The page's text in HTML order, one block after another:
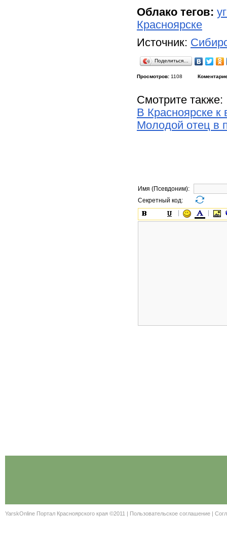
Облако тегов:
Красноярске
Источник:
Поделиться…
Просмотров: 1108
Смотрите также:
В Красноярске
Молодой отец в
Имя (Псевдоним):
Секретный код:
YarskOnline Портал Красноярского края ©2011 | Пользовательское соглашение |